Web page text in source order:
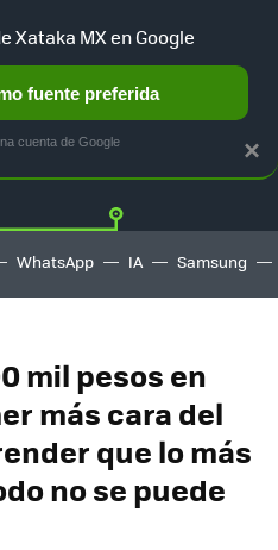
Twitter
WhatsApp IA Samsung
mil pesos en
más cara del
que lo más
no se puede
×
Xataka MX en Google
fuente preferida
cuenta de Google